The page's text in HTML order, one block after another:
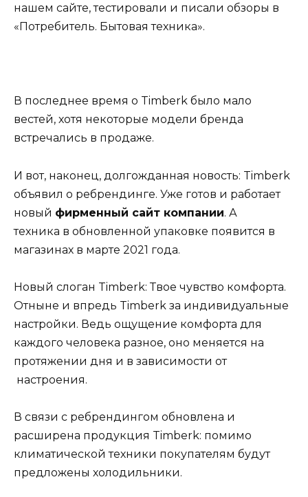
нашем сайте, тестировали и писали обзоры в
«Потребитель. Бытовая техника».
В последнее время о Timberk было мало
вестей, хотя некоторые модели бренда
встречались в продаже.
И вот, наконец, долгожданная новость: Timberk
объявил о ребрендинге. Уже готов и работает
новый фирменный сайт компании. А
техника в обновленной упаковке появится в
магазинах в марте 2021 года.
Новый слоган Timberk: Твое чувство комфорта.
Отныне и впредь Timberk за индивидуальные
настройки. Ведь ощущение комфорта для
каждого человека разное, оно меняется на
протяжении дня и в зависимости от
настроения.
В связи с ребрендингом обновлена и
расширена продукция Timberk: помимо
климатической техники покупателям будут
предложены холодильники.